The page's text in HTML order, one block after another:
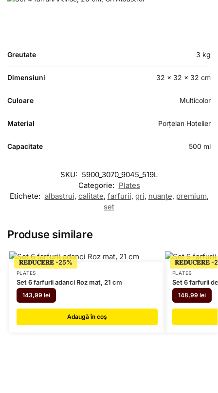
Greutate 3 kg
Dimensiuni 32 × 32 × 32 cm
Culoare Multicolor
Material Porțelan Hotelier
Capacitate 500 ml
SKU: 5900_3070_9045_519L
Categorie: Plates
Etichete: albastrui, calitate, farfurii, gri, nuanțe, premium,
set
Produse similare
𝐑𝐄𝐃𝐔𝐂𝐄𝐑𝐄
PLATES
Set 6 farfurii adanci Roz mat, 21 cm
143,99 lei
Adaugă în coș
𝐑𝐄𝐃𝐔𝐂𝐄𝐑𝐄
PLATES
Set 6 farfurii
148,99 lei